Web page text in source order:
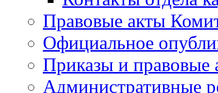
Правовые акты
Официальное
Приказы и правовые
Административные